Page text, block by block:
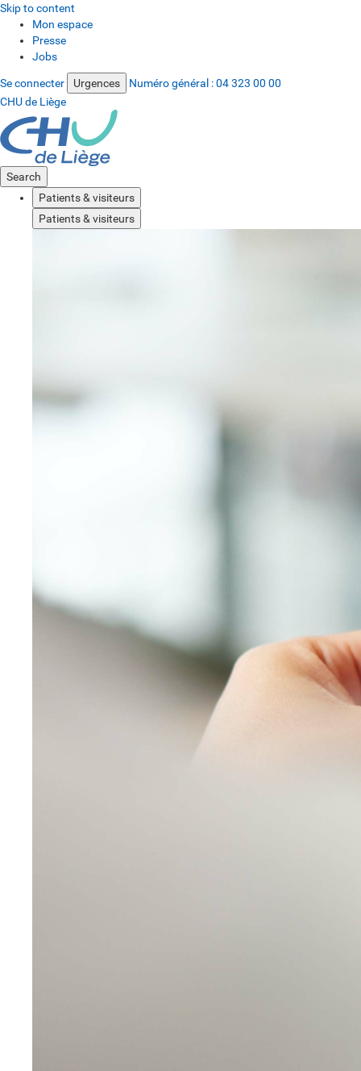
Skip to content
Mon espace
Presse
Jobs
Se connecter Urgences Numéro général :04 323 00 00
CHU de Liège
Search
Patients & visiteurs
Patients & visiteurs